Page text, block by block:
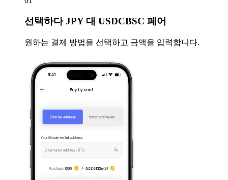
선택하다JPY 대 USDCBSC 페어
원하는 결제 방법을 선택하고 금액을 입력합니다.